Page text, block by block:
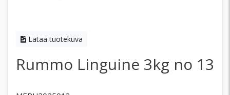
Lataa tuotekuva
Rummo Linguine 3kg no 13